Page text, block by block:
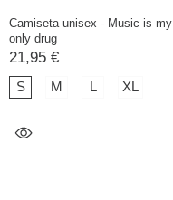
Camiseta unisex - Music is my
only drug
21,95 €
S M L XL